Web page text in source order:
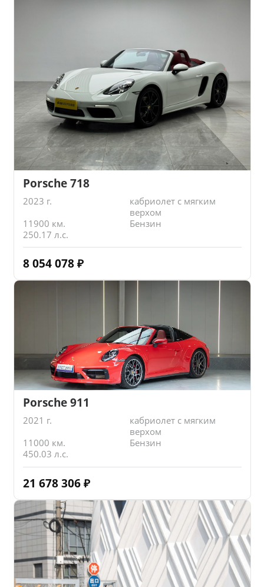
Porsche 718
2023 г.
кабриолет с мягким
верхом
11900 км.
Бензин
250.17 л.с.
8 054 078 ₽
Porsche 911
2021 г.
кабриолет с мягким
верхом
11000 км.
Бензин
450.03 л.с.
21 678 306 ₽